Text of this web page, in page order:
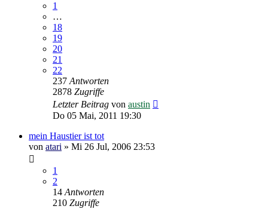
1
…
18
19
20
21
22
237Antworten
2878 Zugriffe
Letzter Beitrag von austin
Do 05 Mai, 2011 19:30
mein Haustier ist tot
von atari » Mi 26 Jul, 2006 23:53
1
2
14Antworten
210 Zugriffe